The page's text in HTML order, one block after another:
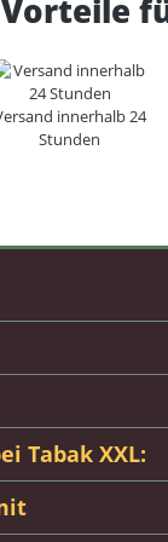
innerhalb 24
Stunden
Tabak XXL: